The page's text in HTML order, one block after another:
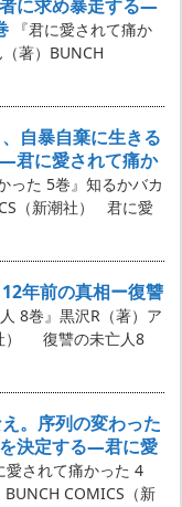
に求め暴走する―
『君に愛されて痛か
著）BUNCH
自暴自棄に生きる
君に愛されて痛か
った 5巻』知るかバカ
（新潮社） 君に愛
年前の真相ー復讐
8巻』黒沢R（著）ア
） 復讐の未亡人8
。序列の変わった
決定する―君に愛
愛されて痛かった 4
COMICS（新